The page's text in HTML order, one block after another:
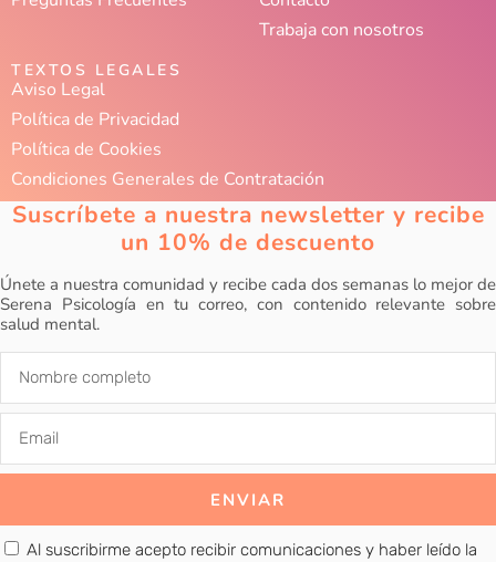
Trabaja con nosotros
TEXTOS LEGALES
Aviso Legal
Política de Privacidad
Política de Cookies
Condiciones Generales de Contratación
Suscríbete a nuestra newsletter y recibe
un 10% de descuento
Únete a nuestra comunidad y recibe cada dos semanas lo mejor de
Serena Psicología en tu correo, con contenido relevante sobre
salud mental.
Al suscribirme acepto recibir comunicaciones y haber leído la
ENVIAR